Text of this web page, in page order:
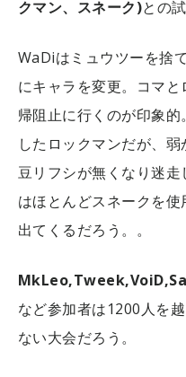
クマン、スネーク)との試
WaDiはミュウツーを捨
にキャラを変更。コマ
帰阻止に行くのが印象
したロックマンだが、
豆リフシが無くなり迷
はほとんどスネークを
出てくるだろう。。
など参加者は1200人を
ない大会だろう。